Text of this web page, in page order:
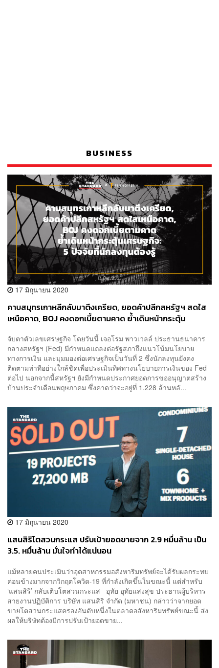
BUSINESS
17 มิถุนายน 2020
คาบสมุทรเกาหลีกลับมาตึงเครียด, ยอดค้าปลีกสหรัฐฯ สดใส
เหนือคาด, BOJ คงดอกเบี้ยตามคาด ย้ำเดินหน้ากระตุ้น
จับตาตัวเลขเศรษฐกิจ โดยวันนี้ เจอโรม พาวเวลล์ ประธานธนาคาร
กลางสหรัฐฯ (Fed) มีกำหนดแถลงต่อรัฐสภาถึงแนวโน้มนโยบาย
ทางการเงิน และมุมมองต่อเศรษฐกิจเป็นวันที่ 2 ซึ่งนักลงทุนยังคง
ติดตามท่าทีอย่างใกล้ชิดเพื่อประเมินทิศทางนโยบายการเงินของ Fed
ต่อไป นอกจากนี้สหรัฐฯ ยังมีกำหนดประกาศยอดการขออนุญาตสร้าง
บ้านประจำเดือนพฤษภาคม ซึ่งคาดว่าจะอยู่ที่ 1.228 ล้านหลั...
17 มิถุนายน 2020
แสนสิริโตสวนกระแส ปรับเป้ายอดขายจาก 2.9 หมื่นล้าน เป็น
3.5. หมื่นล้าน มั่นใจทำได้แน่นอน
แม้หลายคนประเมินว่าอุตสาหกรรมอสังหาริมทรัพย์จะได้รับผลกระทบ
ค่อนข้างมากจากวิกฤตโควิด-19 ที่กำลังเกิดขึ้นในขณะนี้ แต่สำหรับ
‘แสนสิริ’ กลับเติบโตสวนกระแส อุทัย อุทัยแสงสุข ประธานผู้บริหาร
สายงานปฏิบัติการ บริษัท แสนสิริ จำกัด (มหาชน) กล่าวว่าจากยอด
ขายโตสวนกระแสครองอันดับหนึ่งในตลาดอสังหาริมทรัพย์ขณะนี้ ส่ง
ผลให้บริษัทต้องมีการปรับเป้ายอดขาย...